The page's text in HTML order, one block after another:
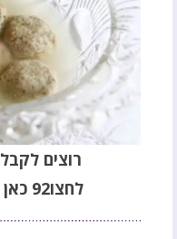
רוצים
לחצו92 כאן